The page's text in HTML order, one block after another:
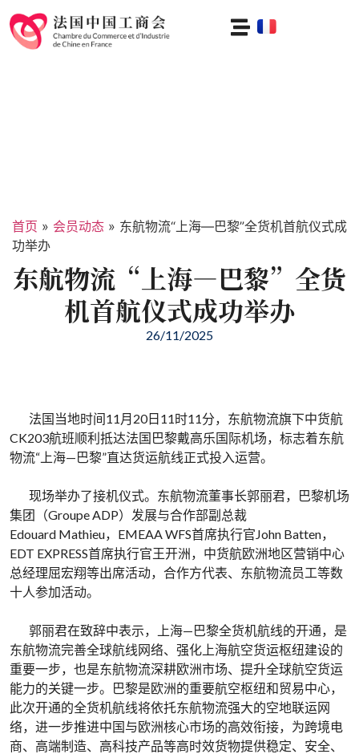
首页 » 会员动态 » 东航物流“上海—巴黎”全货机首航仪式成
功举办
东航物流“上海—巴黎”全货
机首航仪式成功举办
26/11/2025
法国当地时间11月20日11时11分，东航物流旗下中货航
CK203航班顺利抵达法国巴黎戴高乐国际机场，标志着东航
物流“上海—巴黎”直达货运航线正式投入运营。
现场举办了接机仪式。东航物流董事长郭丽君，巴黎机场
集团（Groupe ADP）发展与合作部副总裁
Edouard Mathieu，EMEAA WFS首席执行官John Batten，
EDT EXPRESS首席执行官王开洲，中货航欧洲地区营销中心
总经理屈宏翔等出席活动，合作方代表、东航物流员工等数
十人参加活动。
郭丽君在致辞中表示，上海—巴黎全货机航线的开通，是
东航物流完善全球航线网络、强化上海航空货运枢纽建设的
重要一步，也是东航物流深耕欧洲市场、提升全球航空货运
能力的关键一步。巴黎是欧洲的重要航空枢纽和贸易中心，
此次开通的全货机航线将依托东航物流强大的空地联运网
络，进一步推进中国与欧洲核心市场的高效衔接，为跨境电
商、高端制造、高科技产品等高时效货物提供稳定、安全、